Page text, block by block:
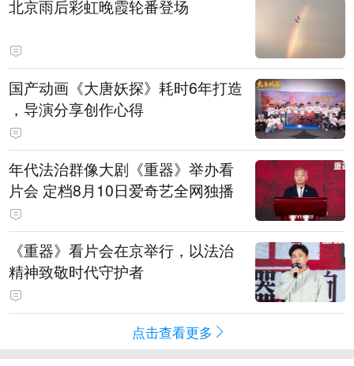
北京雨后彩虹晚霞轮番登场
国产动画《大唐妖探》耗时6年打造
，导演分享创作心得
年代法治群像大剧《重器》举办看
片会 定档8月10日爱奇艺全网独播
《重器》看片会在京举行，以法治
精神致敬时代守护者
点击查看更多